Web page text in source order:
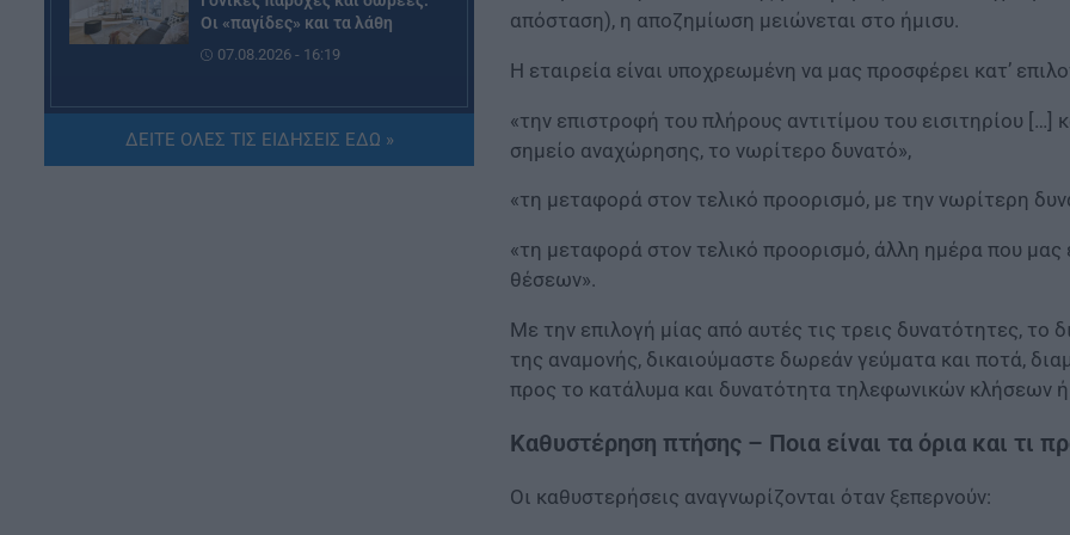
Οι «παγίδες» και τα λάθη
07.08.2026 - 16:19
ΠΑΙΔΕΙΑ
ΝΕΟ φοιτητικό επίδομα: Για
ποιούς φοιτητές
ΔΕΙΤΕ ΟΛΕΣ ΤΙΣ ΕΙΔΗΣΕΙΣ ΕΔΩ »
απόσταση), η αποζημίωση μειώνεται στο ήμισυ.
Η εταιρεία είναι υποχρεωμένη να μας προσφέρει κατ’
«την επιστροφή του πλήρους αντιτίμου του εισιτηρίου
σημείο αναχώρησης, το νωρίτερο δυνατό»,
«τη μεταφορά στον τελικό προορισμό, με την νωρίτερη
«τη μεταφορά στον τελικό προορισμό, άλλη ημέρα που μας
θέσεων».
Με την επιλογή μίας από αυτές τις τρεις δυνατότητες, το
της αναμονής, δικαιούμαστε δωρεάν γεύματα και ποτά,
προς το κατάλυμα και δυνατότητα τηλεφωνικών κλήσεων
Καθυστέρηση πτήσης – Ποια είναι τα όρια και τι
Οι καθυστερήσεις αναγνωρίζονται όταν ξεπερνούν: